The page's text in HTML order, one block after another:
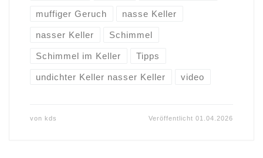
muffiger Geruch nasse Keller
nasser Keller Schimmel
Schimmel im Keller Tipps
undichter Keller nasser Keller video
von kds Veröffentlicht01.04.2026